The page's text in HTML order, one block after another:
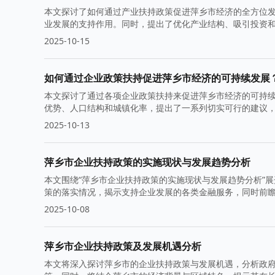
本文探讨了如何通过产业扶持政策促进萍乡市经济的全方位
业发展的支持作用。同时，提出了优化产业结构、吸引投
2025-10-15
如何通过企业政策扶持促进萍乡市经济的可持续发展
本文探讨了通过各项企业政策扶持来促进萍乡市经济的可持
优势、人口结构和城镇化率，提出了一系列切实可行的建议
2025-10-13
萍乡市企业扶持政策的实施现状与发展趋势分析
本文围绕“萍乡市企业扶持政策的实施现状与发展趋势分析”
策的落实情况，揭示支持企业发展的各类金融服务，同时前
2025-10-08
萍乡市企业扶持政策及发展机遇分析
本文将深入探讨萍乡市的企业扶持政策与发展机遇，分析政